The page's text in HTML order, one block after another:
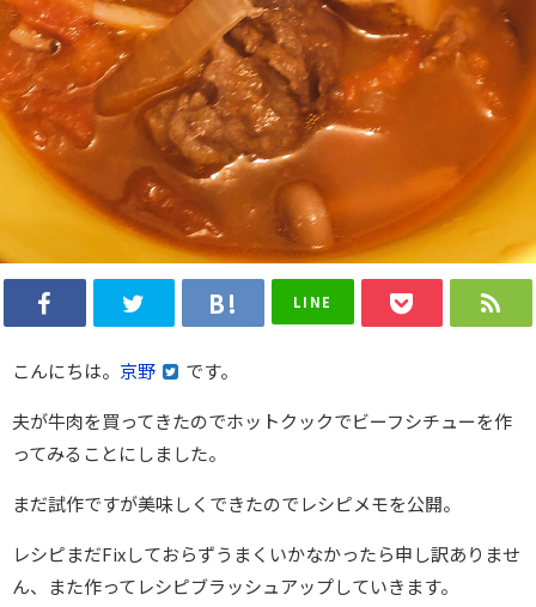
LINE
こんにちは。 京野
です。
夫が牛肉を買ってきたのでホットクックでビーフシチューを作
ってみることにしました。
まだ試作ですが美味しくできたのでレシピメモを公開。
レシピまだFixしておらずうまくいかなかったら申し訳ありませ
ん、また作ってレシピブラッシュアップしていきます。